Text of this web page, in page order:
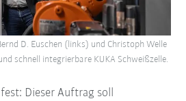
Dieser Auftrag soll
D. Euschen (links) und Christoph Welle
schnell integrierbare KUKA Schweißzelle.